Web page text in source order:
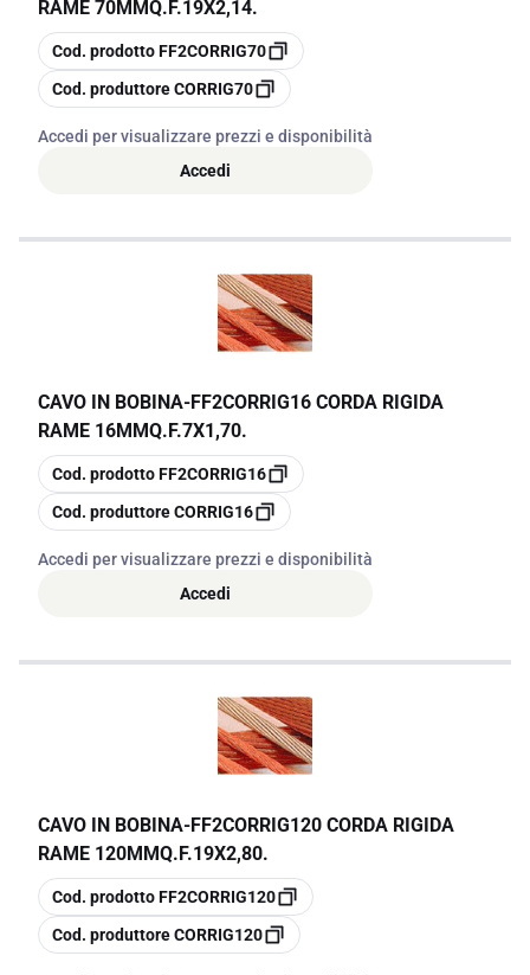
RAME 70MMQ.F.19X2,14.
copia
Cod. prodottoFF2CORRIG70
copia
Cod. produttoreCORRIG70
Accedi per visualizzare prezzi e disponibilità
Accedi
CAVO IN BOBINA-FF2CORRIG16 CORDA RIGIDA
RAME 16MMQ.F.7X1,70.
copia
Cod. prodottoFF2CORRIG16
copia
Cod. produttoreCORRIG16
Accedi per visualizzare prezzi e disponibilità
Accedi
CAVO IN BOBINA-FF2CORRIG120 CORDA RIGIDA
RAME 120MMQ.F.19X2,80.
copia
Cod. prodottoFF2CORRIG120
copia
Cod. produttoreCORRIG120